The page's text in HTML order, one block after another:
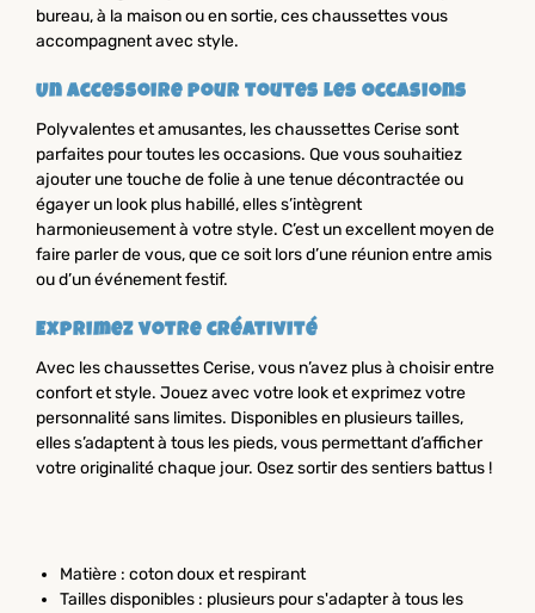
bureau, à la maison ou en sortie, ces chaussettes vous
accompagnent avec style.
Un accessoire pour toutes les occasions
Polyvalentes et amusantes, les chaussettes Cerise sont
parfaites pour toutes les occasions. Que vous souhaitiez
ajouter une touche de folie à une tenue décontractée ou
égayer un look plus habillé, elles s’intègrent
harmonieusement à votre style. C’est un excellent moyen de
faire parler de vous, que ce soit lors d’une réunion entre amis
ou d’un événement festif.
Exprimez votre créativité
Avec les chaussettes Cerise, vous n’avez plus à choisir entre
confort et style. Jouez avec votre look et exprimez votre
personnalité sans limites. Disponibles en plusieurs tailles,
elles s’adaptent à tous les pieds, vous permettant d’afficher
votre originalité chaque jour. Osez sortir des sentiers battus !
Matière : coton doux et respirant
Tailles disponibles : plusieurs pour s'adapter à tous les